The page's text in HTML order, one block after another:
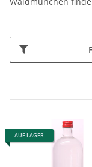
AUF LAGER